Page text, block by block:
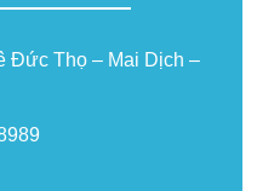
Đức Thọ – Mai Dịch –